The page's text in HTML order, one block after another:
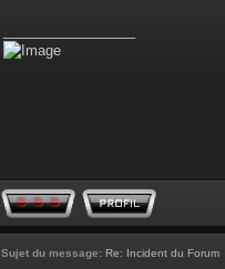
Sujet du message: Re: Incident du Forum